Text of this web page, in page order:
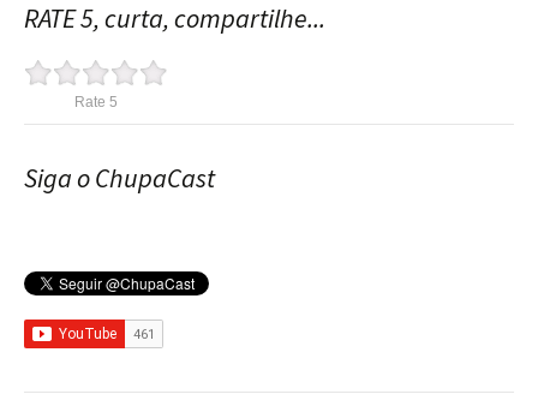
RATE 5, curta, compartilhe...
Rate 5
Siga o ChupaCast